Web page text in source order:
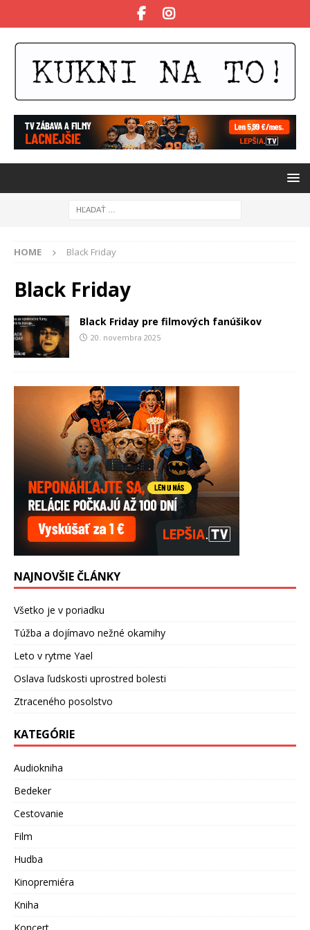
HOME Black Friday
Black Friday
Black Friday pre filmových fanúšikov
20. novembra 2025
NAJNOVŠIE ČLÁNKY
Všetko je v poriadku
Túžba a dojímavo nežné okamihy
Leto v rytme Yael
Oslava ľudskosti uprostred bolesti
Ztraceného posolstvo
KATEGÓRIE
Audiokniha
Bedeker
Cestovanie
Film
Hudba
Kinopremiéra
Kniha
Koncert